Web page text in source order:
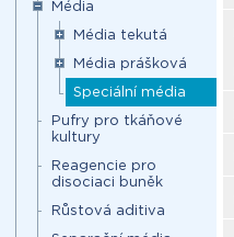
Média
Média tekutá
Média prášková
Speciální média
Pufry pro tkáňové
kultury
Reagencie pro
disociaci buněk
Růstová aditiva